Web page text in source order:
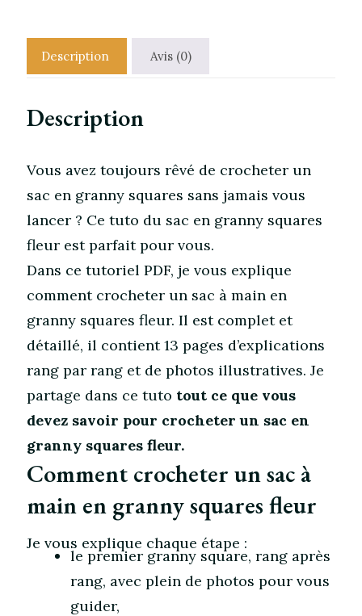
fleurDescription Avis (0)
Description
Vous avez toujours rêvé de crocheter un
sac en granny squares sans jamais vous
lancer ? Ce tuto du sac en granny squares
fleur est parfait pour vous.
Dans ce tutoriel PDF, je vous explique
comment crocheter un sac à main en
granny squares fleur. Il est complet et
détaillé, il contient 13 pages d’explications
rang par rang et de photos illustratives. Je
partage dans ce tuto tout ce que vous
devez savoir pour crocheter un sac en
granny squares fleur.
Comment crocheter un sac à
main en granny squares fleur
Je vous explique chaque étape :
le premier granny square, rang après
rang, avec plein de photos pour vous
guider,